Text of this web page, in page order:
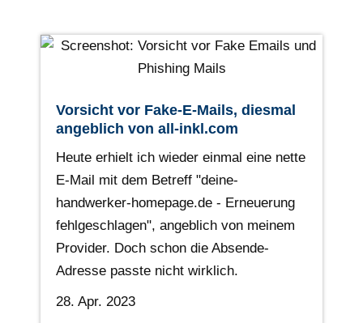
Vorsicht vor Fake-E-Mails, diesmal
angeblich von all-inkl.com
Heute erhielt ich wieder einmal eine nette
E-Mail mit dem Betreff "deine-
handwerker-homepage.de - Erneuerung
fehlgeschlagen", angeblich von meinem
Provider. Doch schon die Absende-
Adresse passte nicht wirklich.
28. Apr. 2023